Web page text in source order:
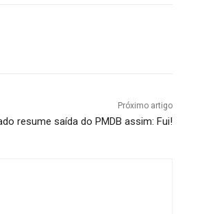
Próximo artigo
resume saída do PMDB assim: Fui!